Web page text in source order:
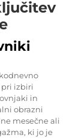
izbiri
in
obrazni
mesečne ali
ki jo je